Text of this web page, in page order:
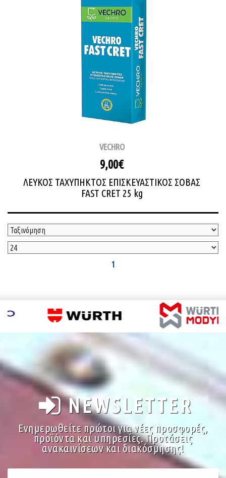
VECHRO
9,00€
ΛΕΥΚΟΣ ΤΑΧΥΠΗΚΤΟΣ ΕΠΙΣΚΕΥΑΣΤΙΚΟΣ ΣΟΒΑΣ
FAST CRET 25 kg
1
NEWSLETTER
Ενημερωθείτε πρώτοι για νέες προσφορές,
προϊόντα και υπηρεσίες. Προτάσεις
ανακαινίσεων και διακόσμησης!